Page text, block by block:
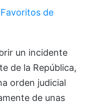
de
un incidente
de la República,
orden judicial
de unas